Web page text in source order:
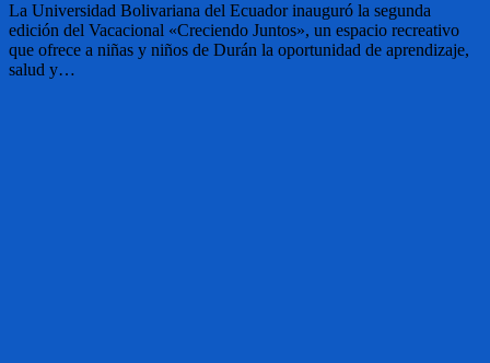
La Universidad Bolivariana del Ecuador inauguró la segunda
edición del Vacacional «Creciendo Juntos», un espacio recreativo
que ofrece a niñas y niños de Durán la oportunidad de aprendizaje,
salud y…